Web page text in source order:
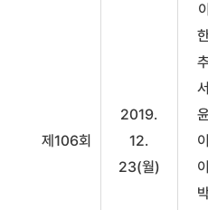
제106회
2019.
12.
23(월)